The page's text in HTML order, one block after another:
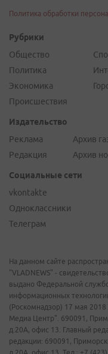
Политика обработки
Рубрики
Общество
Политика
Экономика
Происшествия
Издательство
Реклама
Редакция
Архив
Архив
Социальные сети
vkontakte
Одноклассники
Телеграм
На данном сайте
"VLADNEWS" -
выдано Федеральной
информационных
(Роскомнадзор) 17 мая
Медиа Центр". 690091,
д.20А, офис 13. Главный
редакции: 690091,